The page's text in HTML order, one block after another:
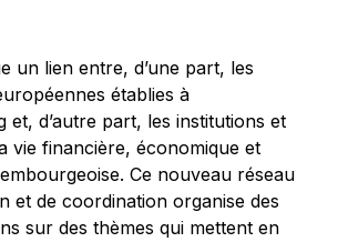
Sohlman
Goedert
Delmas-Marty
Tanaka
Issing
un lien entre, d’une part, les
établies à
et, d’autre part, les institutions et
vie financière, économique et
Ce nouveau réseau
et de coordination organise des
sur des thèmes qui mettent en